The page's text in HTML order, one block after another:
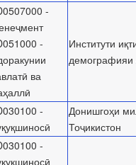
диссертатсияҳо
-
-
ва
Институти
-
Донишгоҳи
Тоҷикистон
-